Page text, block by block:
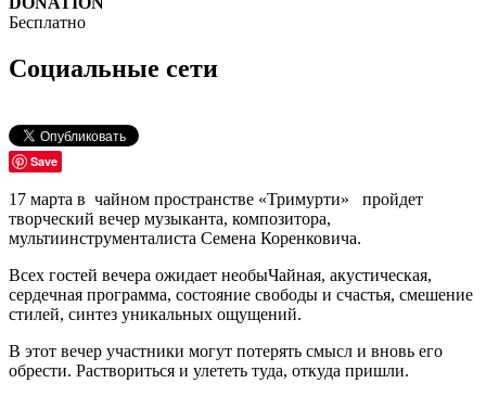
Бесплатно
Социальные сети
Save
17 марта в чайном пространстве «Тримурти» пройдет
творческий вечер музыканта, композитора,
мультиинструменталиста Семена Коренковича.
Всех гостей вечера ожидает необыЧайная, акустическая,
сердечная программа, состояние свободы и счастья, смешение
стилей, синтез уникальных ощущений.
В этот вечер участники могут потерять смысл и вновь его
обрести. Раствориться и улететь туда, откуда пришли.